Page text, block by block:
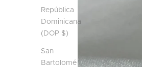
República
Dominicana
(DOP $)
San
Bartolomé